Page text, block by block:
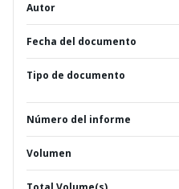
Autor
Fecha del documento
Tipo de documento
Número del informe
Volumen